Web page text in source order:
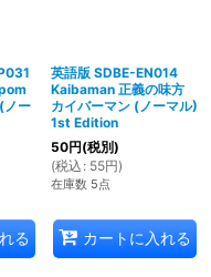
ノー
る
英語版 SDBE-EN014
Kaibaman 正義の味方
カイバーマン (ノーマル)
1st Edition
50円(税別)
(税込 : 55円)
在庫数 5点
カートに入れる